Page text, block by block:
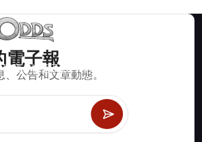
電子報
公告和文章動態。
骰寶、輪盤及數百種其他可玩遊戲的數學